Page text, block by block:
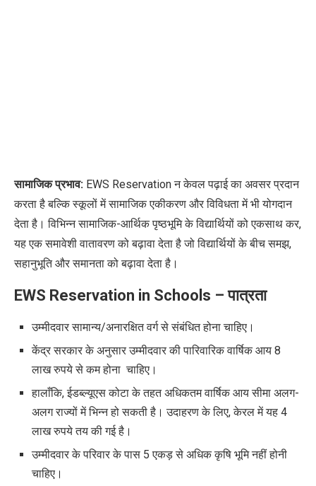
सामाजिक प्रभाव: EWS Reservationन केवल पढ़ाई का अवसर प्रदान
करता है बल्कि स्कूलों में सामाजिक एकीकरण और विविधता में भी योगदान
देता है। विभिन्न सामाजिक-आर्थिक पृष्ठभूमि के विद्यार्थियों को एकसाथ कर,
यह एक समावेशी वातावरण को बढ़ावा देता है जो विद्यार्थियों के बीच समझ,
सहानुभूति और समानता को बढ़ावा देता है।
EWS Reservation in Schools – पात्रता
उम्मीदवार सामान्य/अनारक्षित वर्ग से संबंधित होना चाहिए।
केंद्र सरकार के अनुसार उम्मीदवार की पारिवारिक वार्षिक आय 8
लाख रुपये से कम होना चाहिए।
हालाँकि,ईडब्ल्यूएस कोटा के तहत अधिकतम वार्षिक आय सीमा अलग-
अलग राज्यों में भिन्न हो सकती है। उदाहरण के लिए,केरल में यह 4
लाख रुपये तय की गई है।
उम्मीदवार के परिवार के पास 5 एकड़ से अधिक कृषि भूमि नहीं होनी
चाहिए।